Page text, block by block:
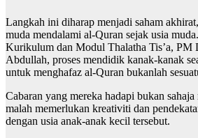
Langkah ini diharap menjadi saham
muda mendalami al-Quran sejak usia
Kurikulum dan Modul Thalatha Tis’a, PM
Abdullah, proses mendidik kanak-kanak
untuk menghafaz al-Quran bukanlah
Cabaran yang mereka hadapi bukan
malah memerlukan kreativiti dan
dengan usia anak-anak kecil tersebut.